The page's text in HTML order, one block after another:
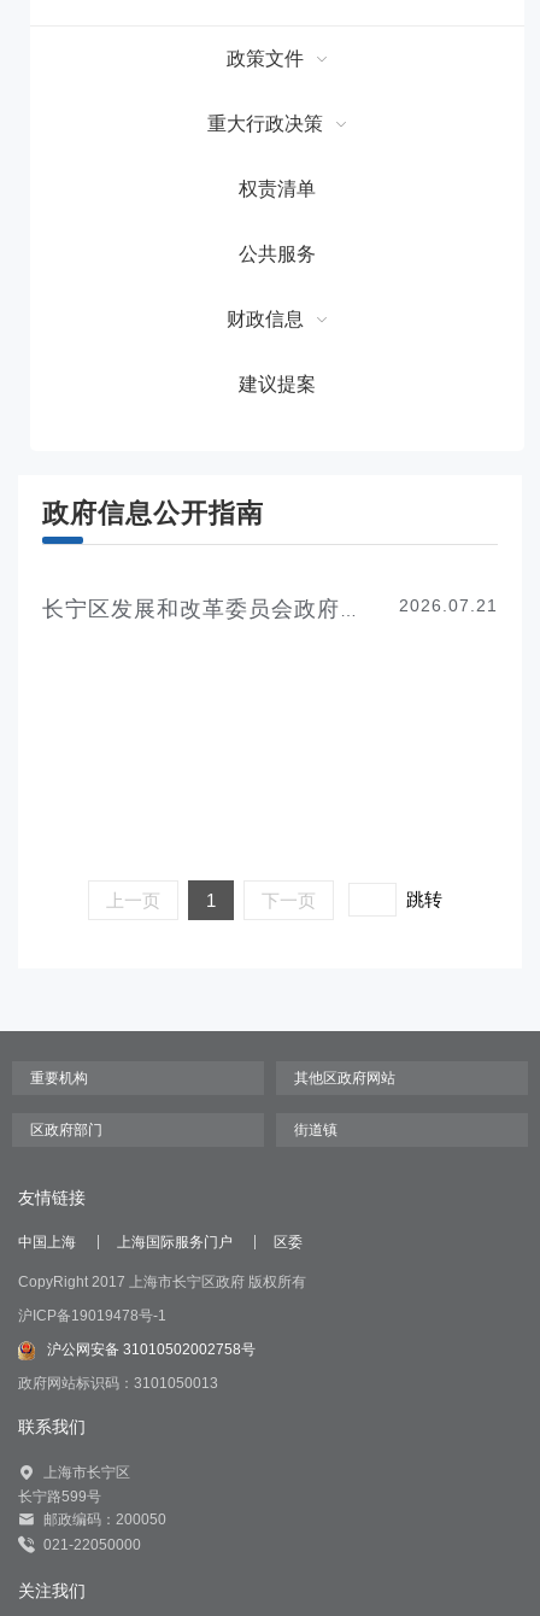
政策文件
重大行政决策
权责清单
公共服务
财政信息
建议提案
政府信息公开指南
2026.07.21
上一页 1 下一页 跳转
友情链接
中国上海 上海国际服务门户 区委
CopyRight 2017 上海市长宁区政府 版权所有
沪ICP备19019478号-1
沪公网安备 31010502002758号
政府网站标识码：3101050013
联系我们
上海市长宁区
长宁路599号
邮政编码：200050
021-22050000
关注我们